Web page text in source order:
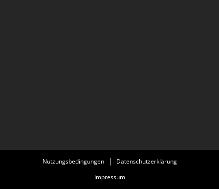
Nutzungsbedingungen
Datenschutzerklärung
Impressum